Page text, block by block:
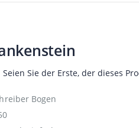
Seien Sie der Erste, der dieses
Bogen